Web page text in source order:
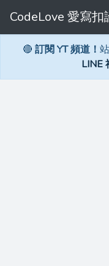
CodeLove 愛寫扣
🔴 訂閱 YT 頻道！
LINE